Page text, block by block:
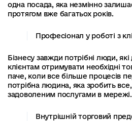
одна посада, яка незмінно
протягом вже багатьох років.
Професіонал у роботі з
Бізнесу завжди потрібні люди,
клієнтам отримувати необхідні
паче, коли все більше процесів
потрібна людина, яка зробить
задоволеним послугами в мережі.
Внутрішній торговий